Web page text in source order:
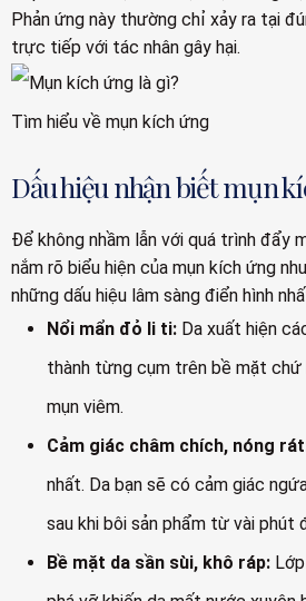
Phản ứng này thường chỉ xảy ra tại
trực tiếp với tác nhân gây hại.
Tìm hiểu về mụn kích ứng
Dấu hiệu nhận biết mụn
Để không nhầm lẫn với quá trình đẩy
nắm rõ biểu hiện của mụn kích ứng
những dấu hiệu lâm sàng điển hình
Nổi mẩn đỏ li ti: Da xuất hiện
thành từng cụm trên bề mặt chứ
mụn viêm.
Cảm giác châm chích, nóng
nhất. Da bạn sẽ có cảm giác
sau khi bôi sản phẩm từ vài phút
Bề mặt da sần sùi, khô ráp: